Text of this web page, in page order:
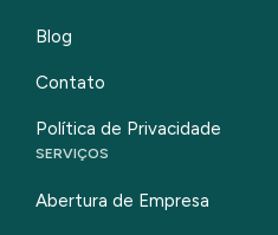
Blog
Contato
Política de Privacidade
SERVIÇOS
Abertura de Empresa